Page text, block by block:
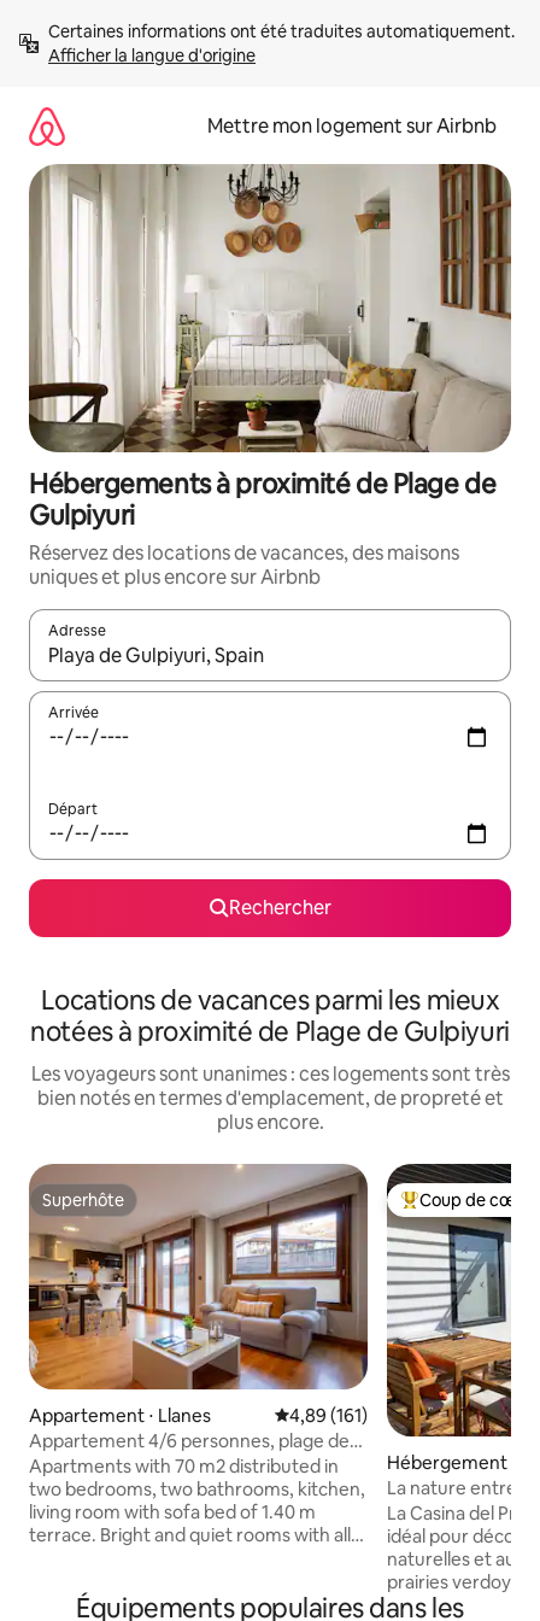
directement
Afficher la langue d'origine
Mettre mon logement sur Airbnb
Hébergements à proximité de Plage de
Gulpiyuri
Réservez des locations de vacances, des maisons
uniques et plus encore sur Airbnb
Adresse
Lorsque les résultats s'affichent, utilisez les flèches vers le
Arrivée
Départ
Rechercher
Locations de vacances parmi les mieux
notées à proximité de Plage de Gulpiyuri
Les voyageurs sont unanimes : ces logements sont très
bien notés en termes d'emplacement, de propreté et
plus encore.
Superhôte
Superhôte
Appartement ⋅ Llanes Évaluation moyenne sur la
4,89 (161)
Appartement 4/6 personnes, plage de
Llanes Barro, Asturies
Apartments with 70 m2 distributed in
two bedrooms, two bathrooms, kitchen,
living room with sofa bed of 1.40 m
terrace. Bright and quiet rooms with all
independent heating, bedroom with
Coups de cœur
Coup de cœur
Hébergement ⋅
La nature entre
Casina del Prau
La Casina del
idéal pour
naturelles et
prairies
mer, elle est
Équipements populaires dans les